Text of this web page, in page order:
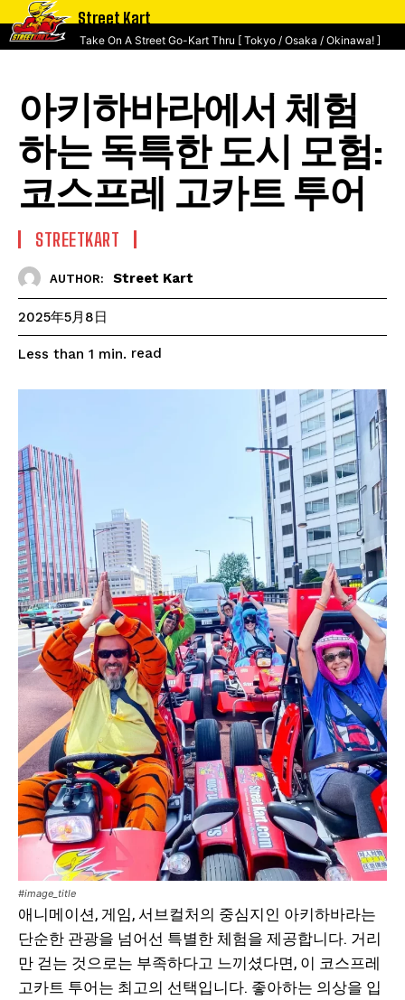
Street Kart
Take On A Street Go-Kart Thru [ Tokyo / Osaka / Okinawa! ]
아키하바라에서 체험
하는 독특한 도시 모험:
코스프레 고카트 투어
STREETKART
AUTHOR: Street Kart
2025年5月8日
Less than 1 min. read
#image_title
애니메이션, 게임, 서브컬처의 중심지인 아키하바라는
단순한 관광을 넘어선 특별한 체험을 제공합니다. 거리
만 걷는 것으로는 부족하다고 느끼셨다면, 이 코스프레
고카트 투어는 최고의 선택입니다. 좋아하는 의상을 입